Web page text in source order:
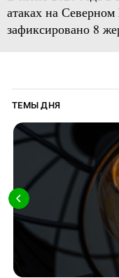
атаках на
зафиксировано 8
ТЕМЫ ДНЯ